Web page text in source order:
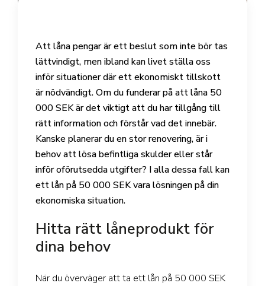
Att låna pengar är ett beslut som inte bör tas
lättvindigt, men ibland kan livet ställa oss
inför situationer där ett ekonomiskt tillskott
är nödvändigt. Om du funderar på att låna 50
000 SEK är det viktigt att du har tillgång till
rätt information och förstår vad det innebär.
Kanske planerar du en stor renovering, är i
behov att lösa befintliga skulder eller står
inför oförutsedda utgifter? I alla dessa fall kan
ett lån på 50 000 SEK vara lösningen på din
ekonomiska situation.
Hitta rätt låneprodukt för
dina behov
När du överväger att ta ett lån på 50 000 SEK